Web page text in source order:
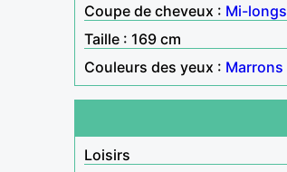
Coupe de cheveux : Mi-longs
Taille : 169 cm
Couleurs des yeux : Marrons
Loisirs